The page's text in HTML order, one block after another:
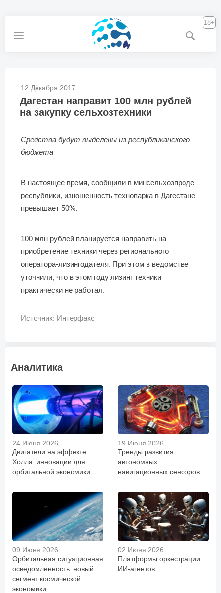
18+
12 Декабря 2017
Дагестан направит 100 млн рублей
на закупку сельхозтехники
Средства будут выделены из республиканского
бюджета
В настоящее время, сообщили в минсельхозпроде
республики, изношенность технопарка в Дагестане
превышает 50%.
100 млн рублей планируется направить на
приобретение техники через регионального
оператора-лизингодателя. При этом в ведомстве
уточнили, что в этом году лизинг техники
практически не работал.
Источник: Интерфакс
Аналитика
24 Июня 2026
Двигатели на эффекте
Холла: инновации для
орбитальной экономики
19 Июня 2026
Тренды развития
автономных
навигационных сенсоров
09 Июня 2026
Орбитальная ситуационная
осведомленность: новый
сегмент космической
экономики
02 Июня 2026
Платформы оркестрации
ИИ-агентов